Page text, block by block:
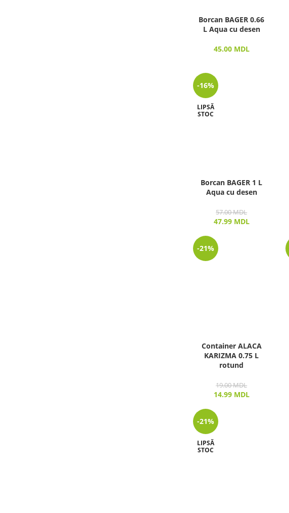
Borcan BAGER 0.66
L Aqua cu desen
45.00 MDL
-16%
LIPSĂ
STOC
Borcan BAGER 1 L
Aqua cu desen
57.00MDL
47.99 MDL
-21%
Container ALACA
KARIZMA 0.75 L
rotund
19.00MDL
14.99 MDL
-21%
LIPSĂ
STOC